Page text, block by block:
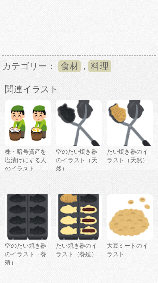
カテゴリー： 食材 , 料理
関連イラスト
株・暗号資産を
塩漬けにする人
のイラスト
空のたい焼き器
のイラスト（天
然）
たい焼き器のイ
ラスト（天然）
空のたい焼き器
のイラスト（養
殖）
たい焼き器のイ
ラスト（養殖）
大豆ミートのイ
ラスト